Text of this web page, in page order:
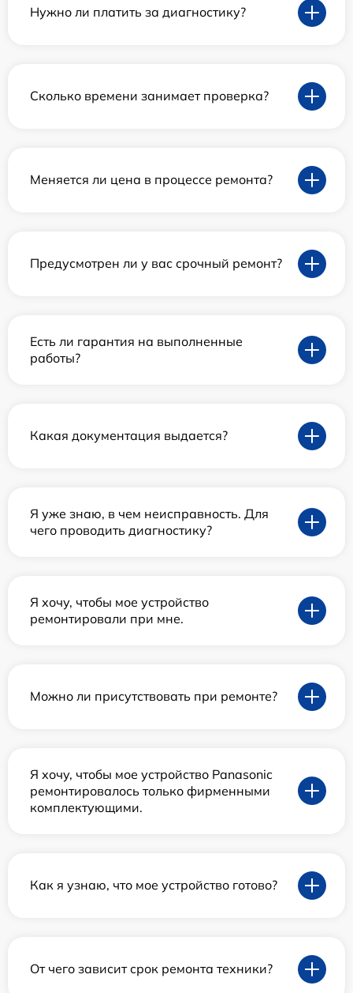
Нужно ли платить за диагностику?
Сколько времени занимает проверка?
Меняется ли цена в процессе ремонта?
Предусмотрен ли у вас срочный ремонт?
Есть ли гарантия на выполненные
работы?
Какая документация выдается?
Я уже знаю, в чем неисправность. Для
чего проводить диагностику?
Я хочу, чтобы мое устройство
ремонтировали при мне.
Можно ли присутствовать при ремонте?
Я хочу, чтобы мое устройство Panasonic
ремонтировалось только фирменными
комплектующими.
Как я узнаю, что мое устройство готово?
От чего зависит срок ремонта техники?